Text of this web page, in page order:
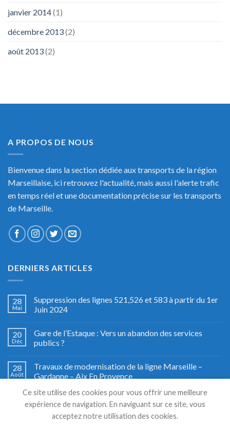
janvier 2014(1)
décembre 2013(2)
août 2013(2)
A PROPOS DE NOUS
Bienvenue dans la section dédiée aux transports de la région
Marseillaise, ici retrouvez l'actualité, mais aussi l'alerte trafic
en temps réel et une documentation précise sur les transports
de Marseille.
DERNIERS ARTICLES
28
Mai
Suppression des lignes 521,526 et 583 à partir du 1er
Juin 2024
20
Déc
Gare de l’Estaque : Vers un abandon des services
publics ?
28
Août
Travaux de modernisation de la ligne Marseille –
Gardanne – Aix En Provence
Fête du train à Miramas, le grand retour
Ce site utilise des cookies pour vous offrir une meilleure
expérience de navigation. En naviguant sur ce site, vous
acceptez notre utilisation des cookies.